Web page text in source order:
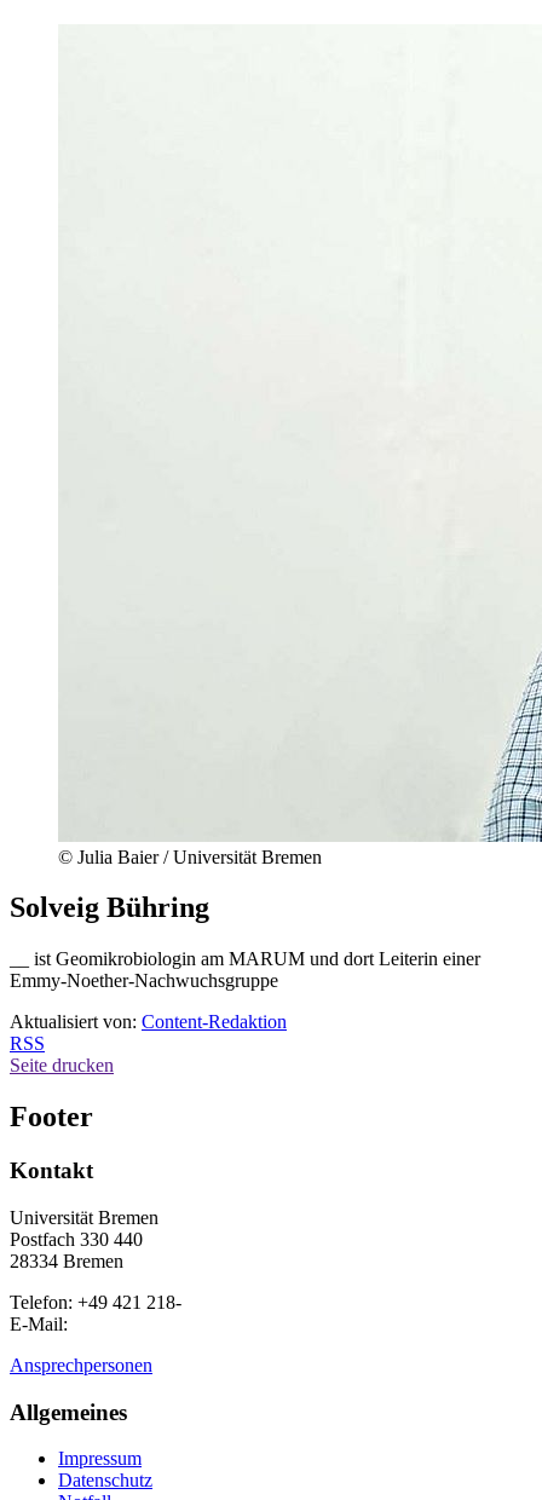
© Julia Baier / Universität Bremen
Solveig Bühring
__ ist Geomikrobiologin am MARUM und dort Leiterin einer
Emmy-Noether-Nachwuchsgruppe
Aktualisiert von: Content-Redaktion
RSS
Seite drucken
Footer
Kontakt
Universität Bremen
Postfach 330 440
28334 Bremen
Telefon: +49 421 218-
E-Mail:
Ansprechpersonen
Allgemeines
Impressum
Datenschutz